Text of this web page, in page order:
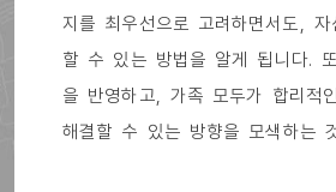
지를 최우선으로 고려하면서도,
할 수 있는 방법을 알게 됩니다.
을 반영하고, 가족 모두가 합리적
해결할 수 있는 방향을 모색하는